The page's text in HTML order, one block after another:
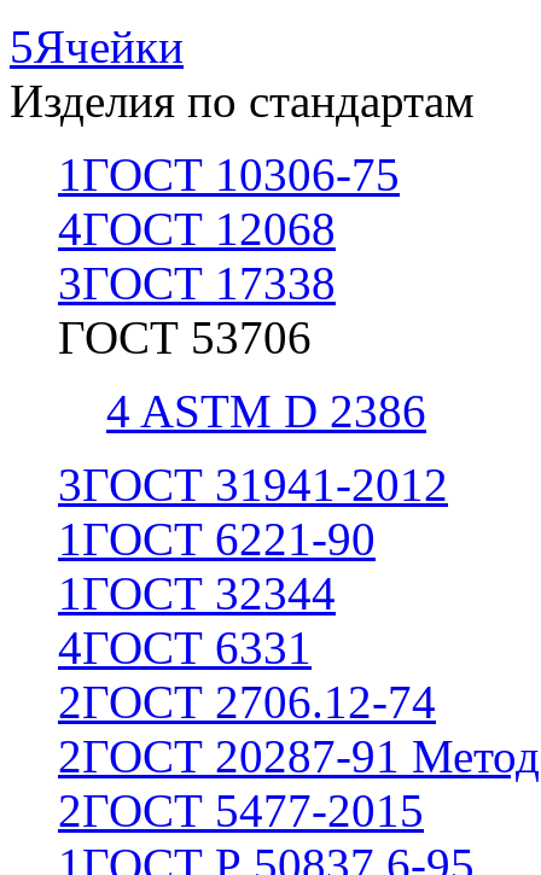
5Ячейки
Изделия по стандартам
1ГОСТ 10306-75
4ГОСТ 12068
3ГОСТ 17338
ГОСТ 53706
4 ASTM D 2386
3ГОСТ 31941-2012
1ГОСТ 6221-90
1ГОСТ 32344
4ГОСТ 6331
2ГОСТ 2706.12-74
2ГОСТ 20287-91
2ГОСТ 5477-2015